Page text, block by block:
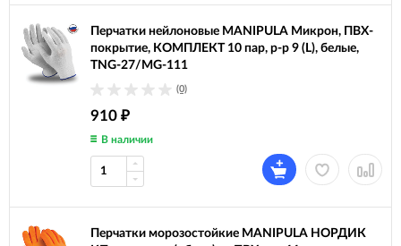
Перчатки нейлоновые MANIPULA Микрон, ПВХ-
покрытие, КОМПЛЕКТ 10 пар, р-р 9 (L), белые,
TNG-27/MG-111
(0)
910 ₽
В наличии
Перчатки морозостойкие MANIPULA НОРДИК